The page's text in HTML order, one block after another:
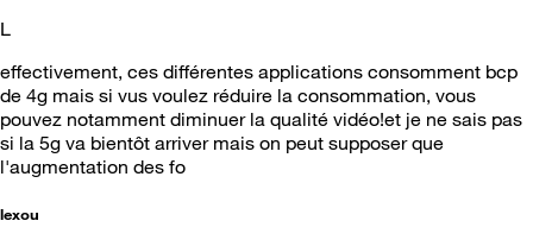
L
effectivement, ces différentes applications consomment bcp
de 4g mais si vus voulez réduire la consommation, vous
pouvez notamment diminuer la qualité vidéo!et je ne sais pas
si la 5g va bientôt arriver mais on peut supposer que
l'augmentation des fo
lexou